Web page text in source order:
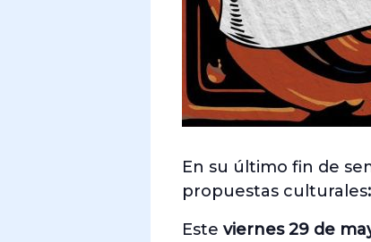
En su último fin de
propuestas culturales:
Este viernes 29 de